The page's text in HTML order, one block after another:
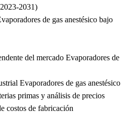
2031)
de gas anestésico bajo
del mercado Evaporadores de
Evaporadores de gas anestésico
primas y análisis de precios
costos de fabricación